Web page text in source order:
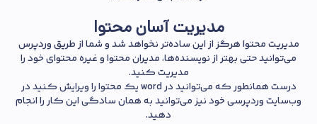
مدیریت آسان محتوا
مدیریت محتوا هرگز از این ساده‌تر نخواهد شد و شما از طریق وردپرس
می‌توانید حتی بهتر از نویسنده‌ها، مدیران محتوا و غیره محتوای خود را
مدیریت کنید.
درست همانطور که می‌توانید در word یک محتوا را ویرایش کنید در
وب‌سایت وردپرسی خود نیز می‌توانید به همان سادگی این کار را انجام
دهید.